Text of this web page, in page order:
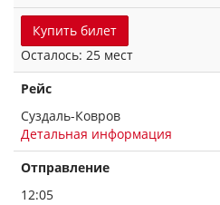
Купить билет
Осталось: 25 мест
Рейс
Суздаль-Ковров
Детальная информация
Отправление
12:05